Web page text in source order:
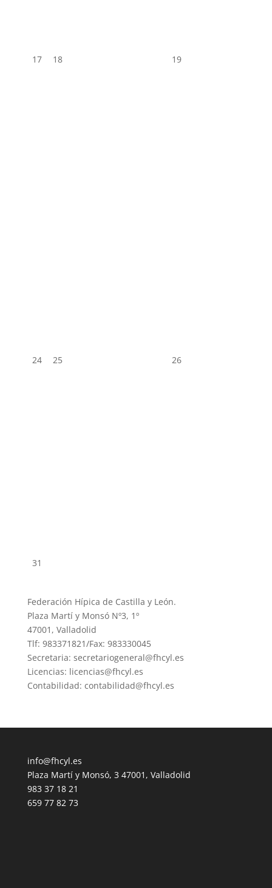
17 18 19
24 25 26
31
Federación Hípica de Castilla y León.
Plaza Martí y Monsó Nº3, 1º
47001, Valladolid
Tlf: 983371821/Fax: 983330045
Secretaria: secretariogeneral@fhcyl.es
Licencias: licencias@fhcyl.es
Contabilidad: contabilidad@fhcyl.es
info@fhcyl.es
Plaza Martí y Monsó, 3 47001, Valladolid
983 37 18 21
659 77 82 73